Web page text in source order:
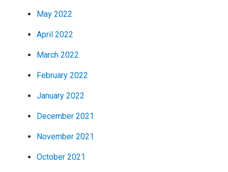
May 2022
April 2022
March 2022
February 2022
January 2022
December 2021
November 2021
October 2021